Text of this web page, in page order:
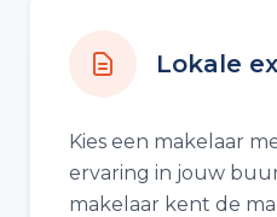
Lokale
Kies een makelaar
ervaring in jouw
makelaar kent de